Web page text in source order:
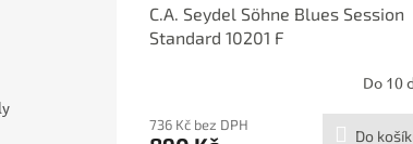
C.A. Seydel Söhne Blues Session
Standard 10201 F
Do 10
736 Kč bez DPH
Do